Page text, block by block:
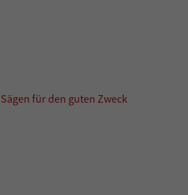
für den guten Zweck